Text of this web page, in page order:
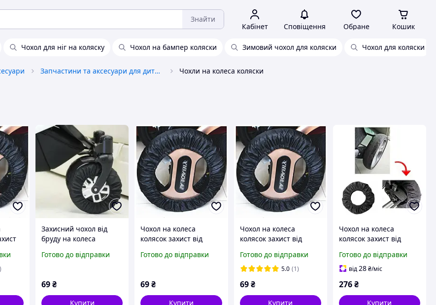
Знайти
Кабінет Сповіщення Обране Кошик
Чохол для ніг на коляску Чохол на бампер коляски Зимовий чохол для коляски Чохол для коляски
Запчастини та аксесуари для дитячих колясок Чохли на колеса коляски
Захисний чохол від
бруду на колеса
велосипеда Sozzy 16
Готово до відправки
69₴
Купити
Чохол на колеса
колясок захист від
см)
Готово до відправки
69₴
Купити
Чохол на колеса
колясок захист від
см)
Готово до відправки
5.0 (1)
69 ₴
Купити
Чохол на колеса
колясок захист від
см) комплект 4 шт
Готово до відправки
від28₴/міс
276₴
Купити